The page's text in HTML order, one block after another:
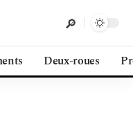
Deux-roues